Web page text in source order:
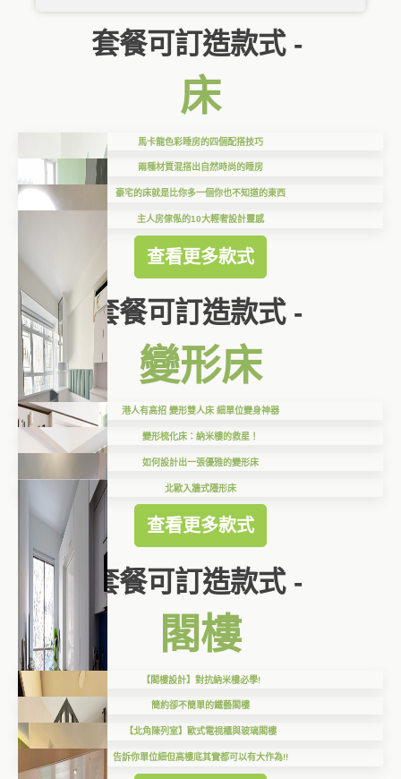
套餐可訂造款式 -
床
馬卡龍色彩睡房的四個配搭技巧
兩種材質混搭出自然時尚的睡房
豪宅的床就是比你多一個你也不知道的東西
主人房傢俬的10大輕奢設計靈感
查看更多款式
套餐可訂造款式 -
變形床
港人有高招 變形雙人床 細單位變身神器
變形梳化床：納米樓的救星！
如何設計出一張優雅的變形床
北歐入牆式隱形床
查看更多款式
套餐可訂造款式 -
閣樓
【閣樓設計】對抗納米樓必學!
簡約卻不簡單的鐵藝閣樓
【北角陳列室】歐式電視櫃與玻璃閣樓
告訴你單位細但高樓底其實都可以有大作為!!